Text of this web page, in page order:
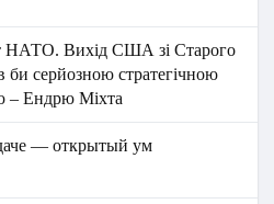
НАТО. Вихід США зі Старого
би серйозною стратегічною
– Ендрю Міхта
— открытый ум